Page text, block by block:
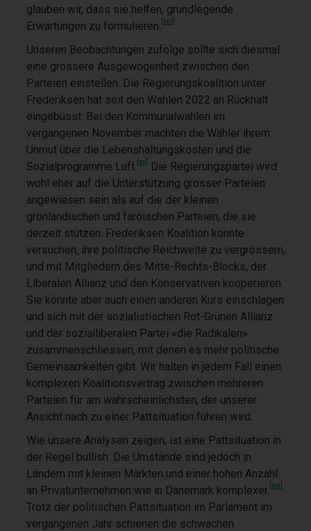
glauben wir, dass sie helfen, grundlegende
Erwartungen zu formulieren. [xiv]
Unseren Beobachtungen zufolge sollte sich diesmal
eine grössere Ausgewogenheit zwischen den
Parteien einstellen. Die Regierungskoalition unter
Frederiksen hat seit den Wahlen 2022 an Rückhalt
eingebüsst. Bei den Kommunalwahlen im
vergangenen November machten die Wähler ihrem
Unmut über die Lebenshaltungskosten und die
Sozialprogramme Luft. [xv] Die Regierungspartei wird
wohl eher auf die Unterstützung grosser Parteien
angewiesen sein als auf die der kleinen
grönländischen und färöischen Parteien, die sie
derzeit stützen. Frederiksen Koalition könnte
versuchen, ihre politische Reichweite zu vergrössern,
und mit Mitgliedern des Mitte-Rechts-Blocks, der
Liberalen Allianz und den Konservativen kooperieren.
Sie könnte aber auch einen anderen Kurs einschlagen
und sich mit der sozialistischen Rot-Grünen Allianz
und der sozialliberalen Partei «die Radikalen»
zusammenschliessen, mit denen es mehr politische
Gemeinsamkeiten gibt. Wir halten in jedem Fall einen
komplexen Koalitionsvertrag zwischen mehreren
Parteien für am wahrscheinlichsten, der unserer
Ansicht nach zu einer Pattsituation führen wird.
Wie unsere Analysen zeigen, ist eine Pattsituation in
der Regel bullish. Die Umstände sind jedoch in
Ländern mit kleinen Märkten und einer hohen Anzahl
an Privatunternehmen wie in Dänemark komplexer. [xvi]
Trotz der politischen Pattsituation im Parlament im
vergangenen Jahr schienen die schwachen